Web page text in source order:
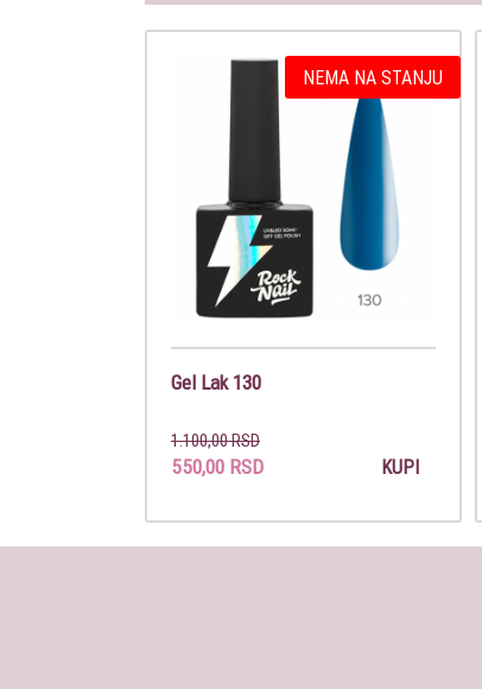
NEMA NA STANJU
Gel Lak 130
1.100,00 RSD
550,00 RSD KUPI